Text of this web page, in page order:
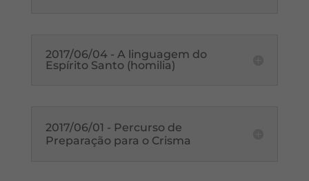
2017/06/04 - A linguagem do
Espírito Santo (homilia)
2017/06/01 - Percurso de
Preparação para o Crisma